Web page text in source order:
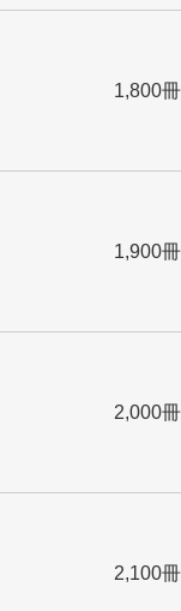
1,800冊
1,900冊
2,000冊
2,100冊